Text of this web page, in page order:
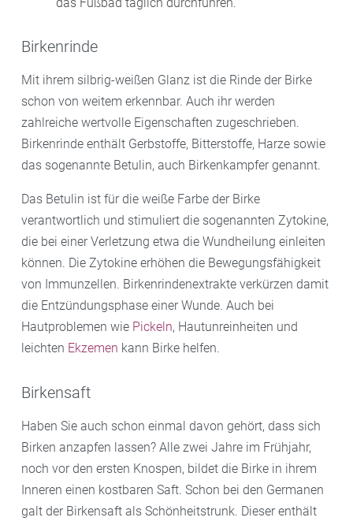
Birkenrinde
Mit ihrem silbrig-weißen Glanz ist die Rinde der Birke
schon von weitem erkennbar. Auch ihr werden
zahlreiche wertvolle Eigenschaften zugeschrieben.
Birkenrinde enthält Gerbstoffe, Bitterstoffe, Harze sowie
das sogenannte Betulin, auch Birkenkampfer genannt.
Das Betulin ist für die weiße Farbe der Birke
verantwortlich und stimuliert die sogenannten Zytokine,
die bei einer Verletzung etwa die Wundheilung einleiten
können. Die Zytokine erhöhen die Bewegungsfähigkeit
von Immunzellen. Birkenrindenextrakte verkürzen damit
die Entzündungsphase einer Wunde. Auch bei
Hautproblemen wie Pickeln, Hautunreinheiten und
leichten Ekzemen kann Birke helfen.
Birkensaft
Haben Sie auch schon einmal davon gehört, dass sich
Birken anzapfen lassen? Alle zwei Jahre im Frühjahr,
noch vor den ersten Knospen, bildet die Birke in ihrem
Inneren einen kostbaren Saft. Schon bei den Germanen
galt der Birkensaft als Schönheitstrunk. Dieser enthält